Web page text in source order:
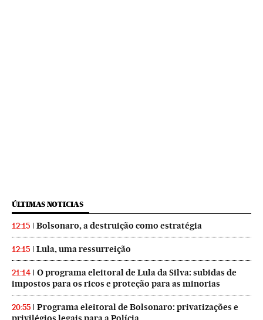
ÚLTIMAS NOTICIAS
12:15 Bolsonaro, a destruição como estratégia
12:15 Lula, uma ressurreição
21:14
O programa eleitoral de Lula da Silva: subidas de
impostos para os ricos e proteção para as minorias
20:55
Programa eleitoral de Bolsonaro: privatizações e